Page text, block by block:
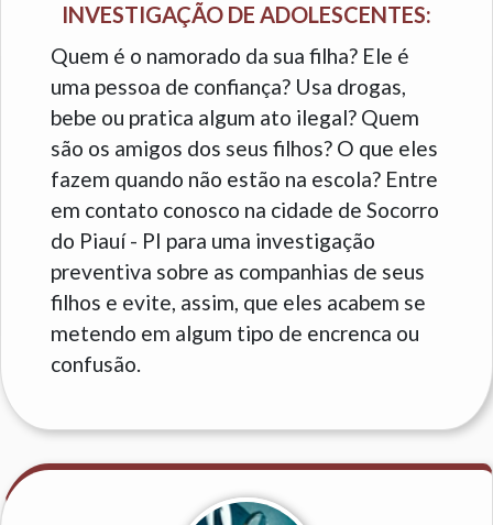
INVESTIGAÇÃO DE ADOLESCENTES:
Quem é o namorado da sua filha? Ele é
uma pessoa de confiança? Usa drogas,
bebe ou pratica algum ato ilegal? Quem
são os amigos dos seus filhos? O que eles
fazem quando não estão na escola? Entre
em contato conosco na cidade de Socorro
do Piauí - PI para uma investigação
preventiva sobre as companhias de seus
filhos e evite, assim, que eles acabem se
metendo em algum tipo de encrenca ou
confusão.